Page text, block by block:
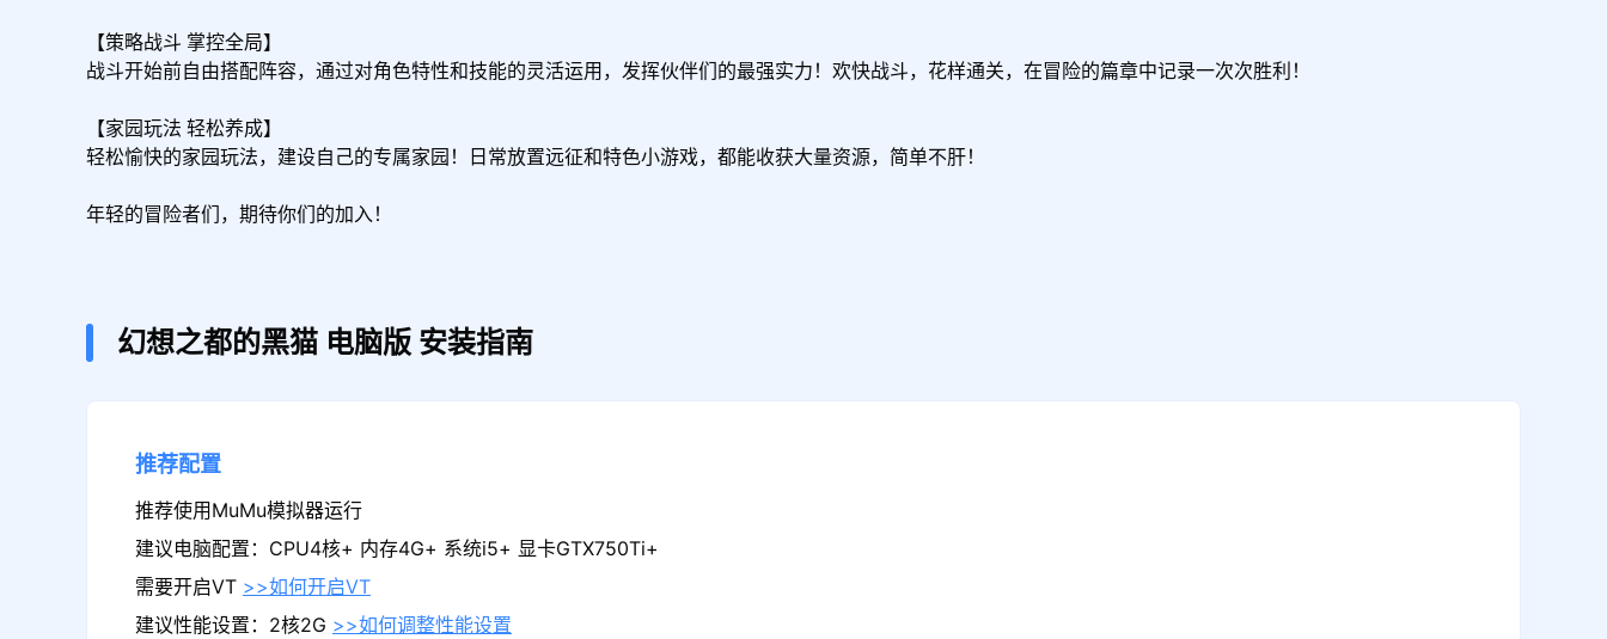
【策略战斗 掌控全局】
战斗开始前自由搭配阵容，通过对角色特性和技能的灵活运用，发挥伙伴们的最强实力！欢快战斗，花样通关，在冒险的篇章中记录一次次胜利！
【家园玩法 轻松养成】
轻松愉快的家园玩法，建设自己的专属家园！日常放置远征和特色小游戏，都能收获大量资源，简单不肝！
年轻的冒险者们，期待你们的加入！
幻想之都的黑猫 电脑版 安装指南
推荐配置
推荐使用MuMu模拟器运行
建议电脑配置：CPU4核+ 内存4G+ 系统i5+ 显卡GTX750Ti+
需要开启VT >>如何开启VT
建议性能设置：2核2G >>如何调整性能设置